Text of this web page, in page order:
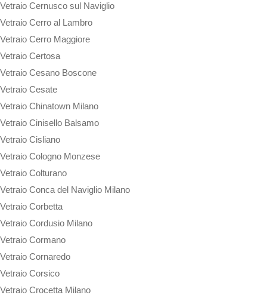
Vetraio Cernusco sul Naviglio
Vetraio Cerro al Lambro
Vetraio Cerro Maggiore
Vetraio Certosa
Vetraio Cesano Boscone
Vetraio Cesate
Vetraio Chinatown Milano
Vetraio Cinisello Balsamo
Vetraio Cisliano
Vetraio Cologno Monzese
Vetraio Colturano
Vetraio Conca del Naviglio Milano
Vetraio Corbetta
Vetraio Cordusio Milano
Vetraio Cormano
Vetraio Cornaredo
Vetraio Corsico
Vetraio Crocetta Milano